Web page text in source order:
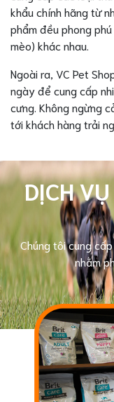
khẩu chính hãng từ
phẩm đều phong
mèo) khác nhau.
Ngoài ra, VC Pet
ngày để cung cấp
cưng. Không ngừng
tới khách hàng trải
DỊCH VỤ
Chúng tôi cung
nhằm